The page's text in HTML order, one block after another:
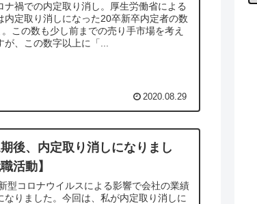
ナ禍での内定取り消し。厚生労働省による
内定取り消しになった20卒新卒内定者の数
この数も少し前までの売り手市場を考え
、この数字以上に「...
2020.08.29
後、内定取り消しになりまし
活動】
型コロナウイルスによる影響で会社の業績
なりました。今回は、私が内定取り消しに